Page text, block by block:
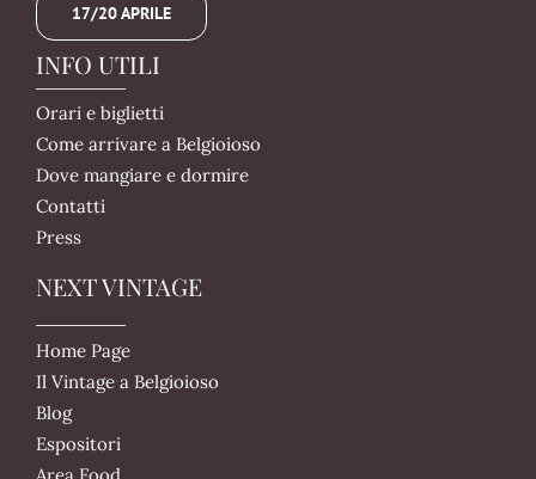
17/20 APRILE
INFO UTILI
Orari e biglietti
Come arrivare a Belgioioso
Dove mangiare e dormire
Contatti
Press
NEXT VINTAGE
Home Page
Il Vintage a Belgioioso
Blog
Espositori
Area Food